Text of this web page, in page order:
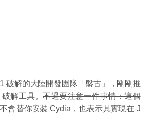
破解的大陸開發團隊「盤古」，剛剛推
破解工具。不過要注意一件事情：這個
會替你安裝 Cydia，也表示其實現在 J